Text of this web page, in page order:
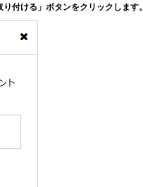
付ける」ボタンをクリックします。